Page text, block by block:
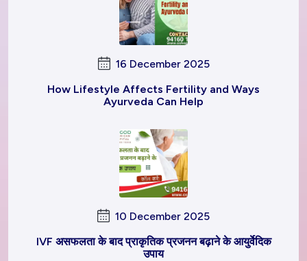
16 December 2025
How Lifestyle Affects Fertility and Ways
Ayurveda Can Help
10 December 2025
IVF असफलता के बाद प्राकृतिक प्रजनन बढ़ाने के आयुर्वेदिक
उपाय